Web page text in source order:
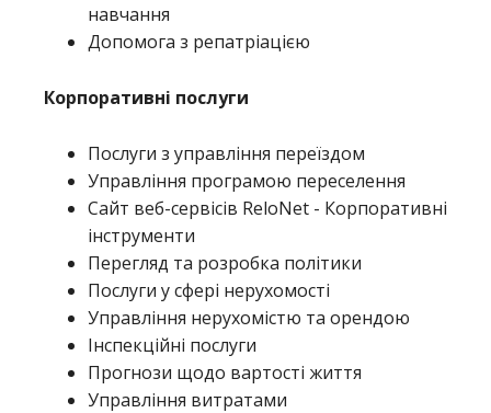
навчання
Допомога з репатріацією
Корпоративні послуги
Послуги з управління переїздом
Управління програмою переселення
Сайт веб-сервісів ReloNet - Корпоративні
інструменти
Перегляд та розробка політики
Послуги у сфері нерухомості
Управління нерухомістю та орендою
Інспекційні послуги
Прогнози щодо вартості життя
Управління витратами